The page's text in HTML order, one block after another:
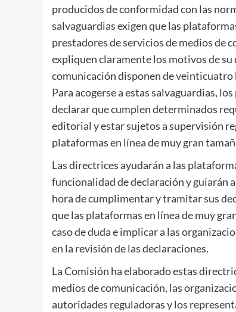
producidos de conformidad con las
salvaguardias exigen que las
prestadores de servicios de medios de
expliquen claramente los motivos de
comunicación disponen de veinticuatro
Para acogerse a estas salvaguardias,
declarar que cumplen determinados
editorial y estar sujetos a supervisión
plataformas en línea de muy gran
Las directrices ayudarán a las
funcionalidad de declaración y guiarán
hora de cumplimentar y tramitar sus
que las plataformas en línea de muy
caso de duda e implicar a las
en la revisión de las declaraciones.
La Comisión ha elaborado estas
medios de comunicación, las
autoridades reguladoras y los